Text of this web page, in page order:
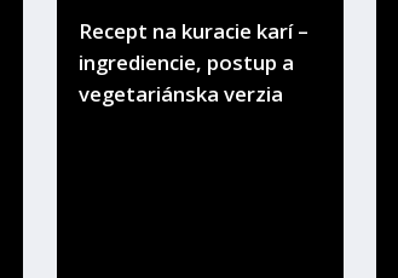
Recept na kuracie karí –
ingrediencie, postup a
vegetariánska verzia